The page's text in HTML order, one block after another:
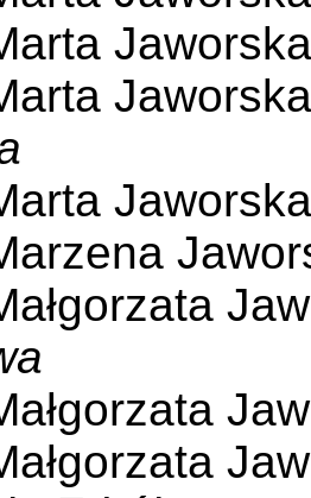
Jaworska
Jaworska
Jaworska